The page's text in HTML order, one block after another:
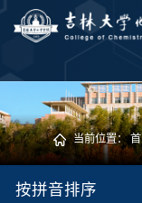
当前位置：
按拼音排序